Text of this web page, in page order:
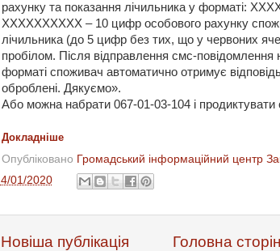
рахунку та показання лічильника у форматі:
ХХХХХХХХХХ – 10 цифр особового рахунку
лічильника (до 5 цифр без тих, що у червоних
пробілом. Після відправлення смс-
форматі споживач автоматично отримує
оброблені. Дякуємо».
Або можна набрати 067-01-03-104 і продиктувати
Докладніше
Опубліковано Громадський інформаційний центр
4/01/2020
Новіша публікація Головна